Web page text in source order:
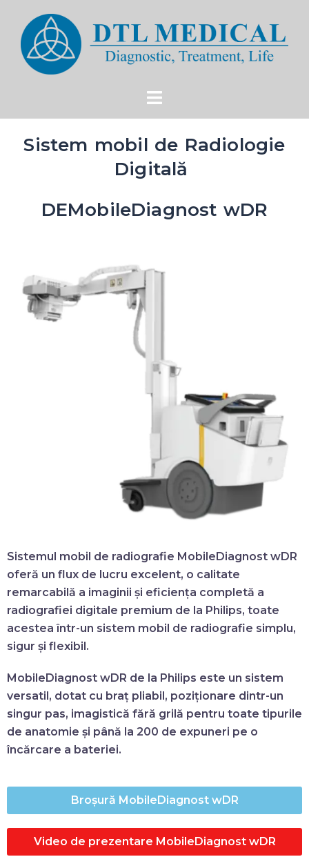
Sistem mobil de Radiologie
Digitală
DEMobileDiagnost wDR
Sistemul mobil de radiografie MobileDiagnost wDR
oferă un flux de lucru excelent, o calitate
remarcabilă a imaginii și eficiența completă a
radiografiei digitale premium de la Philips, toate
acestea într-un sistem mobil de radiografie simplu,
sigur și flexibil.
MobileDiagnost wDR de la Philips este un sistem
versatil, dotat cu braț pliabil, poziționare dintr-un
singur pas, imagistică fără grilă pentru toate tipurile
de anatomie și până la 200 de expuneri pe o
încărcare a bateriei.
Broșură MobileDiagnost wDR
Video de prezentare MobileDiagnost wDR